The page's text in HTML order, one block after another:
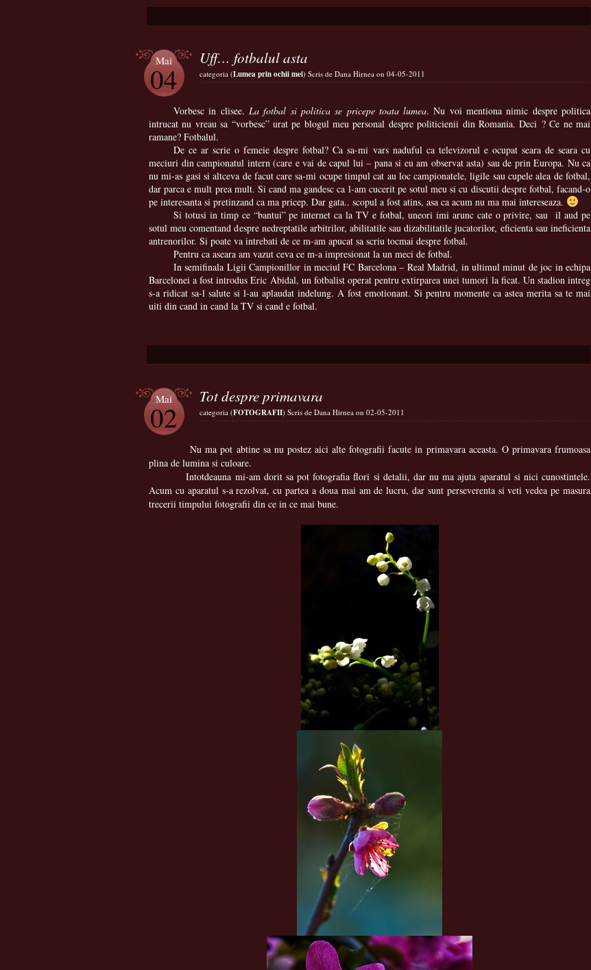
Mai
04
Uff… fotbalul asta
categoria (Lumea prin ochii mei) Scris de Dana Hirnea on 04-05-2011
Vorbesc in clisee. La fotbal si politica se pricepe toata lumea. Nu voi mentiona nimic despre politica
intrucat nu vreau sa “vorbesc” urat pe blogul meu personal despre politicienii din Romania. Deci ? Ce ne mai
ramane? Fotbalul.
De ce ar scrie o femeie despre fotbal? Ca sa-mi vars naduful ca televizorul e ocupat seara de seara cu
meciuri din campionatul intern (care e vai de capul lui – pana si eu am observat asta) sau de prin Europa. Nu ca
nu mi-as gasi si altceva de facut care sa-mi ocupe timpul cat au loc campionatele, ligile sau cupele alea de fotbal,
dar parca e mult prea mult. Si cand ma gandesc ca l-am cucerit pe sotul meu si cu discutii despre fotbal, facand-o
pe interesanta si pretinzand ca ma pricep. Dar gata.. scopul a fost atins, asa ca acum nu ma mai intereseaza.
Si totusi in timp ce “bantui” pe internet ca la TV e fotbal, uneori imi arunc cate o privire, sau il aud pe
sotul meu comentand despre nedreptatile arbitrilor, abilitatile sau dizabilitatile jucatorilor, eficienta sau ineficienta
antrenorilor. Si poate va intrebati de ce m-am apucat sa scriu tocmai despre fotbal.
Pentru ca aseara am vazut ceva ce m-a impresionat la un meci de fotbal.
In semifinala Ligii Campionillor in meciul FC Barcelona – Real Madrid, in ultimul minut de joc in echipa
Barcelonei a fost introdus Eric Abidal, un fotbalist operat pentru extirparea unei tumori la ficat. Un stadion intreg
s-a ridicat sa-l salute si l-au aplaudat indelung. A fost emotionant. Si pentru momente ca astea merita sa te mai
uiti din cand in cand la TV si cand e fotbal.
Mai
02
Tot despre primavara
categoria (FOTOGRAFII) Scris de Dana Hirnea on 02-05-2011
Nu ma pot abtine sa nu postez aici alte fotografii facute in primavara aceasta. O primavara frumoasa
plina de lumina si culoare.
Intotdeauna mi-am dorit sa pot fotografia flori si detalii, dar nu ma ajuta aparatul si nici cunostintele.
Acum cu aparatul s-a rezolvat, cu partea a doua mai am de lucru, dar sunt perseverenta si veti vedea pe masura
trecerii timpului fotografii din ce in ce mai bune.